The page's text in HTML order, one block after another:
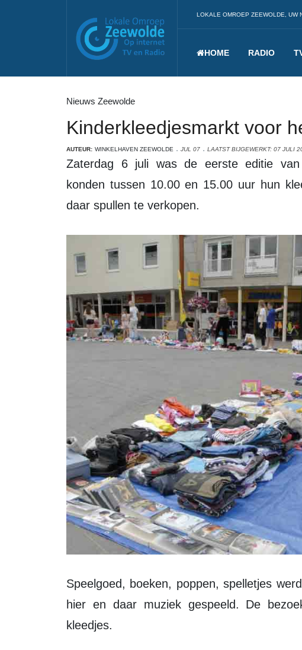
LOKALE OMROEP ZEEWOLDE, UW
HOME RADIO
Nieuws Zeewolde
Kinderkleedjesmarkt voor
AUTEUR: WINKELHAVEN ZEEWOLDE JUL 07 LAATST BIJGEWERKT: 07 JULI
Zaterdag 6 juli was de eerste editie van de Kinderkleedjesmarkt. Kinderen
konden tussen 10.00 en 15.00 uur hun
daar spullen te verkopen.
Speelgoed, boeken, poppen, spelletjes werden allemaal uitgestald. Ook werd er
hier en daar muziek gespeeld. De
kleedjes.